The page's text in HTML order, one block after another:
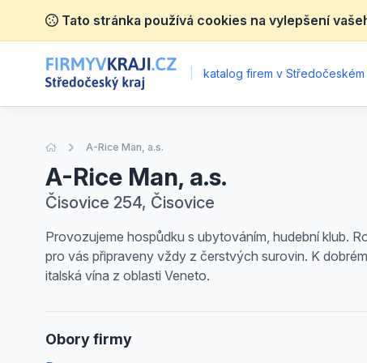
Tato stránka používá cookies na vylepšení
katalog firem v Středočeském
Úvodní stránka
A-Rice Man, a.s.
A-Rice Man, a.s.
Čisovice 254, Čisovice
Provozujeme hospůdku s ubytováním, hudební klub.
pro vás připraveny vždy z čerstvých surovin. K
italská vína z oblasti Veneto.
Obory firmy